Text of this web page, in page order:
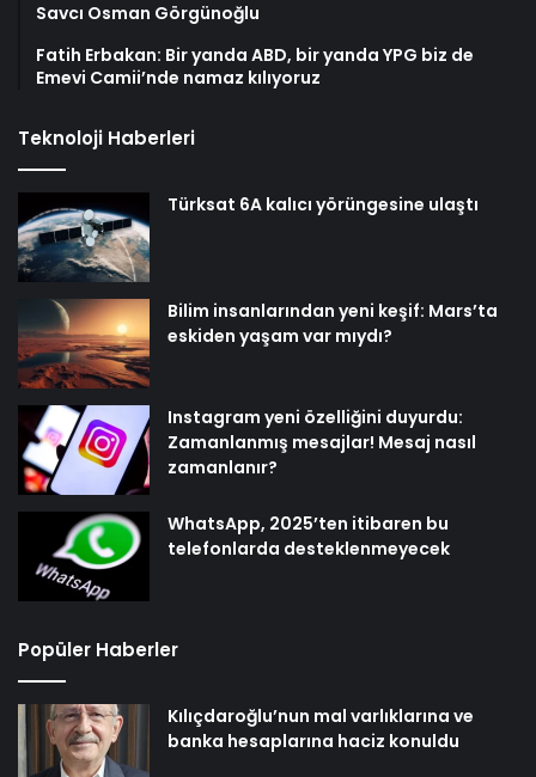
Savcı Osman Görgünoğlu
Fatih Erbakan: Bir yanda ABD, bir yanda YPG biz de
Emevi Camii’nde namaz kılıyoruz
Teknoloji Haberleri
Türksat 6A kalıcı yörüngesine ulaştı
Bilim insanlarından yeni keşif: Mars’ta
eskiden yaşam var mıydı?
Instagram yeni özelliğini duyurdu:
Zamanlanmış mesajlar! Mesaj nasıl
zamanlanır?
WhatsApp, 2025’ten itibaren bu
telefonlarda desteklenmeyecek
Popüler Haberler
Kılıçdaroğlu’nun mal varlıklarına ve
banka hesaplarına haciz konuldu